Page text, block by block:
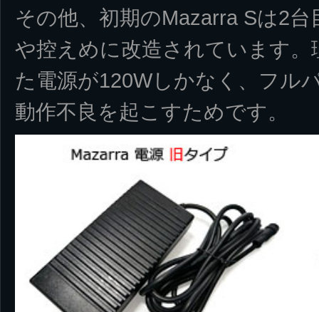
その他、初期のMazarra Sは2
や控えめに改造されています
た電源が120Wしかなく、フル
動作不良を起こすためです。